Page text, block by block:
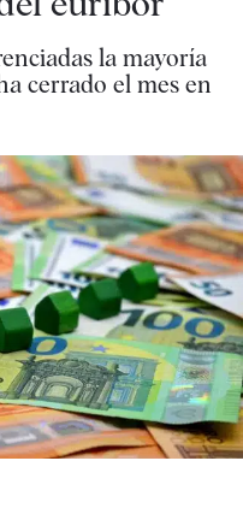
la mayoría
cerrado el mes en